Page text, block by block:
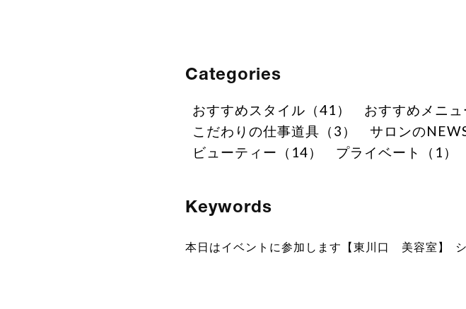
Categories
おすすめスタイル（41） おすすめメニュ
こだわりの仕事道具（3）
サロンの
ビューティー（14）
プライベート（1）
Keywords
本日はイベントに参加します【東川口 美容室】